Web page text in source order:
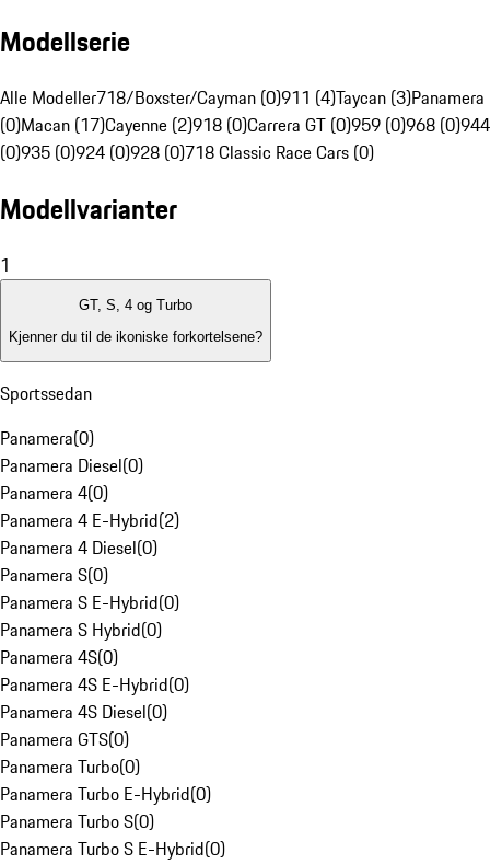
Modellserie
Alle Modeller718/Boxster/Cayman (0)911 (4)Taycan (3)Panamera
(0)Macan (17)Cayenne (2)918 (0)Carrera GT (0)959 (0)968 (0)944
(0)935 (0)924 (0)928 (0)718 Classic Race Cars (0)
Modellvarianter
1
GT, S, 4 og Turbo
Kjenner du til de ikoniske forkortelsene?
Sportssedan
Panamera(0)
Panamera Diesel(0)
Panamera 4(0)
Panamera 4 E-Hybrid(2)
Panamera 4 Diesel(0)
Panamera S(0)
Panamera S E-Hybrid(0)
Panamera S Hybrid(0)
Panamera 4S(0)
Panamera 4S E-Hybrid(0)
Panamera 4S Diesel(0)
Panamera GTS(0)
Panamera Turbo(0)
Panamera Turbo E-Hybrid(0)
Panamera Turbo S(0)
Panamera Turbo S E-Hybrid(0)